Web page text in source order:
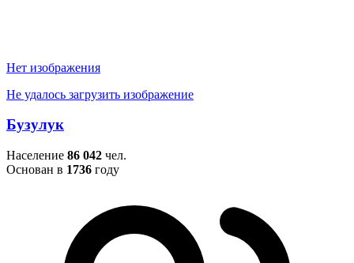
Нет изображения
Не удалось загрузить изображение
Бузулук
Население 86 042 чел.
Основан в 1736 году